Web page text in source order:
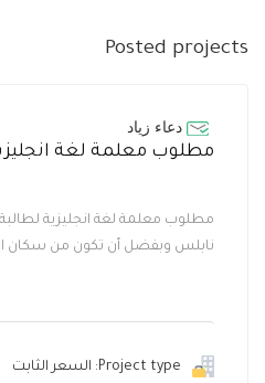
Posted projects
دعاء زياد
مطلوب معلمة لغة
مطلوب معلمة لغة انجليزية
نابلس وبفضل أن تكون من سكان
Project type: السعر الثابت